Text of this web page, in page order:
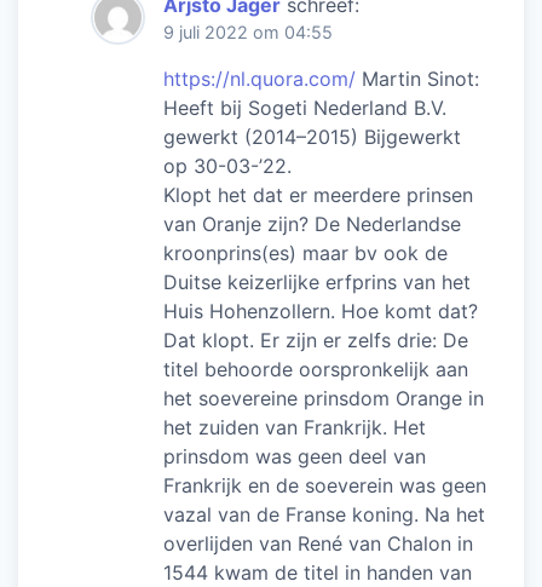
9 juli 2022 om 04:55
https://nl.quora.com/ Martin Sinot:
Heeft bij Sogeti Nederland B.V.
gewerkt (2014–2015) Bijgewerkt
op 30-03-’22.
Klopt het dat er meerdere prinsen
van Oranje zijn? De Nederlandse
kroonprins(es) maar bv ook de
Duitse keizerlijke erfprins van het
Huis Hohenzollern. Hoe komt dat?
Dat klopt. Er zijn er zelfs drie: De
titel behoorde oorspronkelijk aan
het soevereine prinsdom Orange in
het zuiden van Frankrijk. Het
prinsdom was geen deel van
Frankrijk en de soeverein was geen
vazal van de Franse koning. Na het
overlijden van René van Chalon in
1544 kwam de titel in handen van